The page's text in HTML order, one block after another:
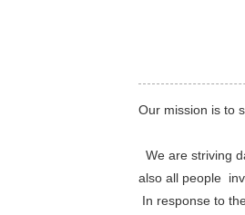
Our mission is to
We are striving
also all people
In response to